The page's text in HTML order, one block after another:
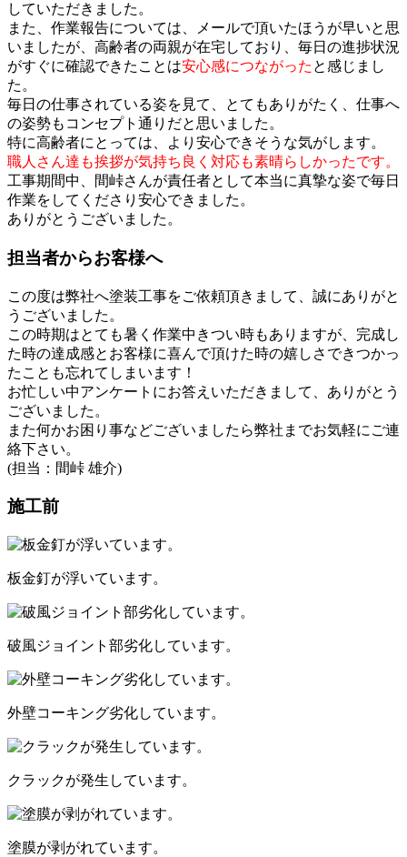
していただきました。
また、作業報告については、メールで頂いたほうが早いと思
いましたが、高齢者の両親が在宅しており、毎日の進捗状況
がすぐに確認できたことは安心感につながった と感じまし
た。
毎日の仕事されている姿を見て、とてもありがたく、仕事へ
の姿勢もコンセプト通りだと思いました。
特に高齢者にとっては、より安心できそうな気がします。
職人さん達も挨拶が気持ち良く対応も素晴らしかったです。
工事期間中、間峠さんが責任者として本当に真摯な姿で毎日
作業をしてくださり安心できました。
ありがとうございました。
担当者からお客様へ
この度は弊社へ塗装工事をご依頼頂きまして、誠にありがと
うございました。
この時期はとても暑く作業中きつい時もありますが、完成し
た時の達成感とお客様に喜んで頂けた時の嬉しさできつかっ
たことも忘れてしまいます！
お忙しい中アンケートにお答えいただきまして、ありがとう
ございました。
また何かお困り事などございましたら弊社までお気軽にご連
絡下さい。
(担当：間峠 雄介)
施工前
板金釘が浮いています。
破風ジョイント部劣化しています。
外壁コーキング劣化しています。
クラックが発生しています。
塗膜が剥がれています。